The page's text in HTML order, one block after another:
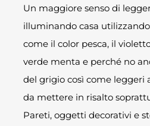
Un maggiore senso di
illuminando casa
come il color pesca, il
verde menta e perché no
del grigio così come leggeri
da mettere in risalto
Pareti, oggetti decorativi e